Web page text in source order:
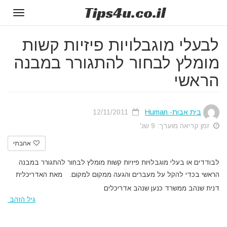
Tips4u.co.il
לבעלי מוגבלויות פיזיות קשות
מומלץ לבחור להתגורר במבנה
הראשי
בית אבות- Human
זמן קריאה מוערך: 9 שנ'
אהבתי
לבודדים או בעלי מוגבלויות פיזיות קשות מומלץ לבחור להתגורר במבנה
הראשי בכדי להקל על מעברים והגעה ממקום למקום.
מאת האדריכלית
דנית שנהב ממשרד כנען שנהב אדריכלים
גיל הזהב